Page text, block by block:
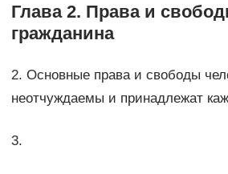
Глава 2. Права и
гражданина
2. Основные права и свободы
неотчуждаемы и принадлежат
3.